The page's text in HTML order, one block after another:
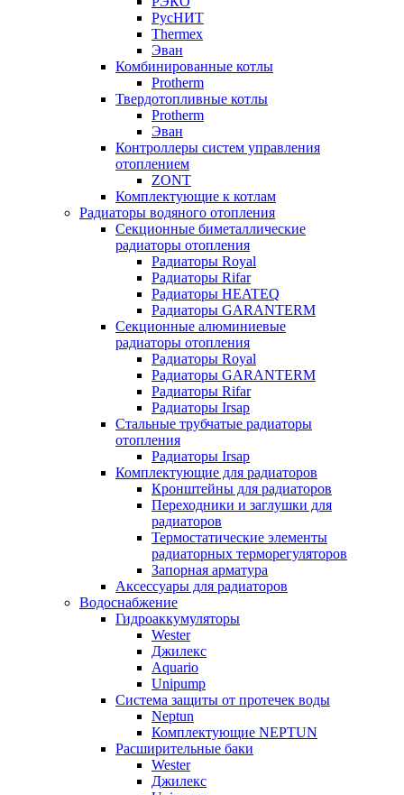
РусНИТ
Thermex
Эван
Комбинированные котлы
Protherm
Твердотопливные котлы
Protherm
Эван
Контроллеры систем управления
отоплением
ZONT
Комплектующие к котлам
Радиаторы водяного отопления
Секционные биметаллические
радиаторы отопления
Радиаторы Royal
Радиаторы Rifar
Радиаторы HEATEQ
Радиаторы GARANTERM
Секционные алюминиевые
радиаторы отопления
Радиаторы Royal
Радиаторы GARANTERM
Радиаторы Rifar
Радиаторы Irsap
Стальные трубчатые радиаторы
отопления
Радиаторы Irsap
Комплектующие для радиаторов
Кронштейны для радиаторов
Переходники и заглушки для
радиаторов
Термостатические элементы
радиаторных терморегуляторов
Запорная арматура
Аксессуары для радиаторов
Водоснабжение
Гидроаккумуляторы
Wester
Джилекс
Aquario
Unipump
Система защиты от протечек воды
Neptun
Комплектующие NEPTUN
Расширительные баки
Wester
Джилекс